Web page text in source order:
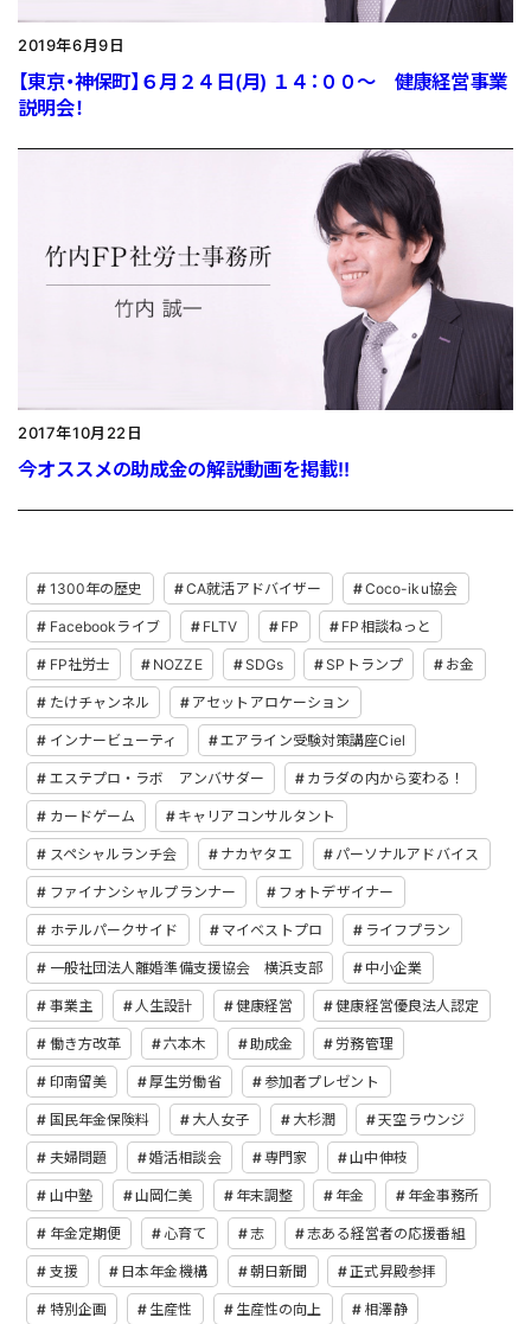
2019年6月9日
【東京・神保町】６月２４日(月) １４：００〜 健康経営事業
説明会！
2017年10月22日
今オススメの助成金の解説動画を掲載‼
1300年の歴史 CA就活アドバイザー Coco-iku協会
Facebookライブ FLTV FP FP相談ねっと
FP社労士 NOZZE SDGs SPトランプ お金
たけチャンネル アセットアロケーション
インナービューティ エアライン受験対策講座Ciel
エステプロ・ラボ アンバサダー カラダの内から変わる！
カードゲーム キャリアコンサルタント
スペシャルランチ会 ナカヤタエ パーソナルアドバイス
ファイナンシャルプランナー フォトデザイナー
ホテルパークサイド マイベストプロ ライフプラン
一般社団法人離婚準備支援協会 横浜支部 中小企業
事業主 人生設計 健康経営 健康経営優良法人認定
働き方改革 六本木 助成金 労務管理
印南留美 厚生労働省 参加者プレゼント
国民年金保険料 大人女子 大杉潤 天空ラウンジ
夫婦問題 婚活相談会 専門家 山中伸枝
山中塾 山岡仁美 年末調整 年金 年金事務所
年金定期便 心育て 志 志ある経営者の応援番組
支援 日本年金機構 朝日新聞 正式昇殿参拝
特別企画 生産性 生産性の向上 相澤静